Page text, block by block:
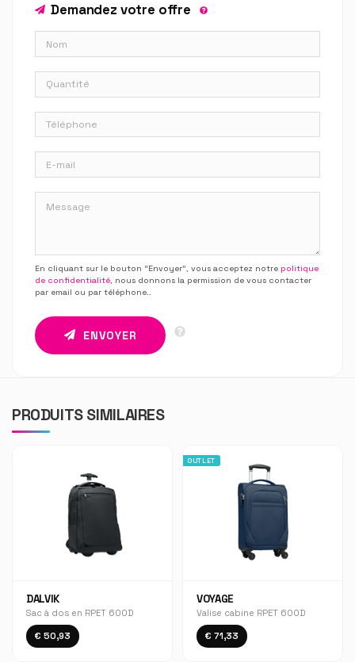
Demandez votre offre
En cliquant sur le bouton “Envoyer”, vous acceptez notre politique
de confidentialité, nous donnons la permission de vous contacter
par email ou par téléphone..
ENVOYER
PRODUITS SIMILAIRES
DALVIK
Sac à dos en RPET 600D
€ 50,93
OUTLET
VOYAGE
Valise cabine RPET 600D
€ 71,33